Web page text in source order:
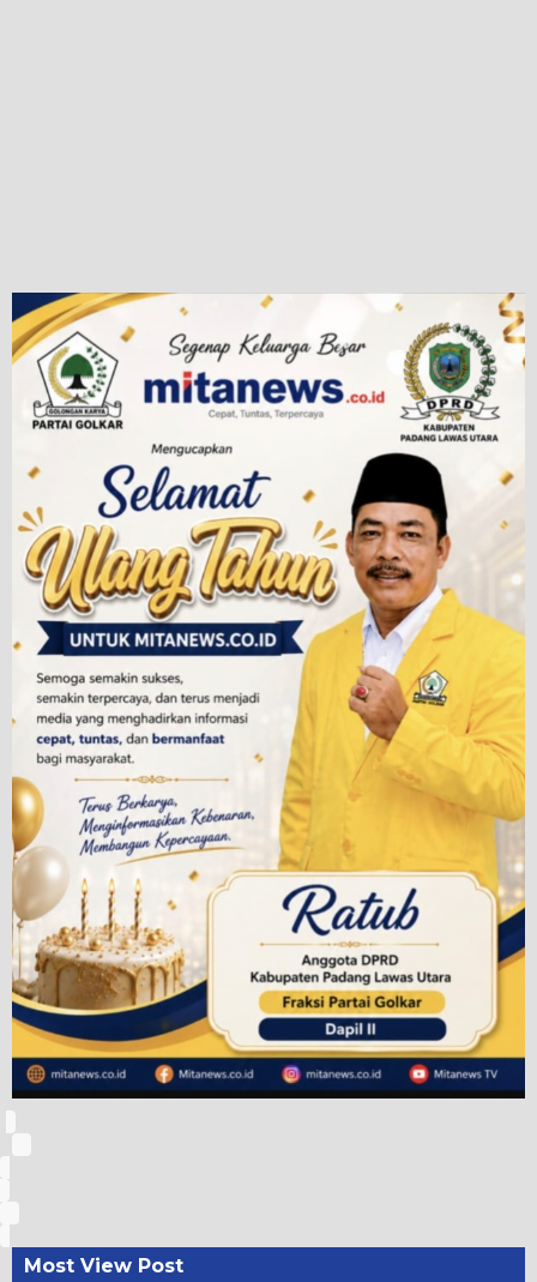
Most View Post